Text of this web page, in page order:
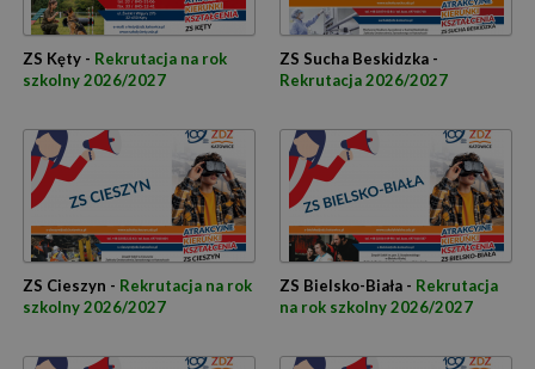
ZS Kęty - Rekrutacja na rok
szkolny 2026/2027
ZS Sucha Beskidzka -
Rekrutacja 2026/2027
ZS Cieszyn - Rekrutacja na rok
szkolny 2026/2027
ZS Bielsko-Biała - Rekrutacja
na rok szkolny 2026/2027